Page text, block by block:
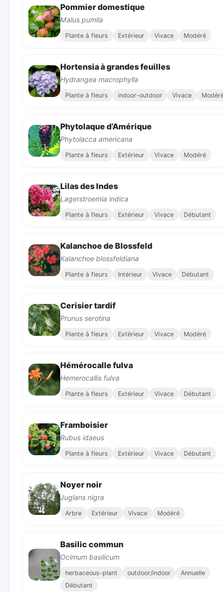
Pommier domestique
Malus pumila
Plante à fleurs Extérieur Vivace Modéré
Hortensia à grandes feuilles
Hydrangea macrophylla
Plante à fleurs indoor-outdoor Vivace
Phytolaque d’Amérique
Phytolacca americana
Plante à fleurs Extérieur Vivace Modéré
Lilas des Indes
Lagerstroemia indica
Plante à fleurs Extérieur Vivace Débutant
Kalanchoe de Blossfeld
Kalanchoe blossfeldiana
Plante à fleurs Intérieur Vivace Débutant
Cerisier tardif
Prunus serotina
Plante à fleurs Extérieur Vivace Modéré
Hémérocalle fulva
Hemerocallis fulva
Plante à fleurs Extérieur Vivace Débutant
Framboisier
Rubus idaeus
Plante à fleurs Extérieur Vivace Débutant
Noyer noir
Juglans nigra
Arbre Extérieur Vivace Modéré
Basilic commun
Ocimum basilicum
herbaceous-plant outdoor/indoor
Annuelle
Débutant